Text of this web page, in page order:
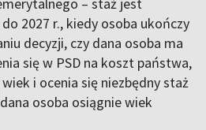
– staż jest
2027 r., kiedy osoba ukończy
decyzji, czy dana osoba ma
się w PSD na koszt państwa,
i ocenia się niezbędny staż
osoba osiągnie wiek